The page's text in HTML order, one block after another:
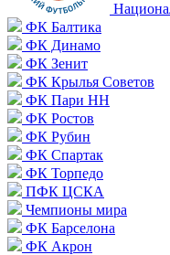
ФК Балтика
ФК Динамо
ФК Зенит
ФК Крылья Советов
ФК Пари НН
ФК Ростов
ФК Рубин
ФК Спартак
ФК Торпедо
ПФК ЦСКА
Чемпионы мира
ФК Барселона
ФК Акрон